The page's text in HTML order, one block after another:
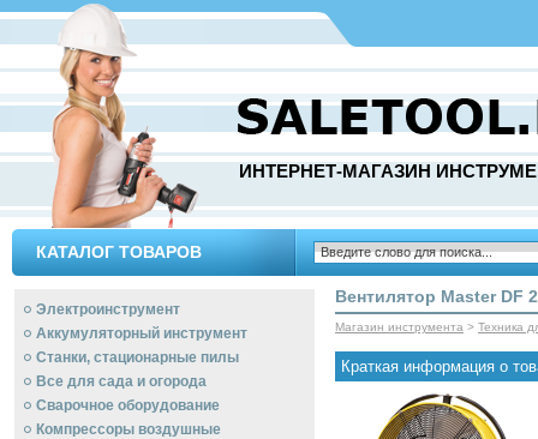
ИНТЕРНЕТ-МАГАЗИН
КАТАЛОГ ТОВАРОВ
Электроинструмент
Аккумуляторный инструмент
Станки, стационарные пилы
Все для сада и огорода
Сварочное оборудование
Компрессоры воздушные
Вентилятор Master DF
Магазин инструмента > Техника
Краткая информация о